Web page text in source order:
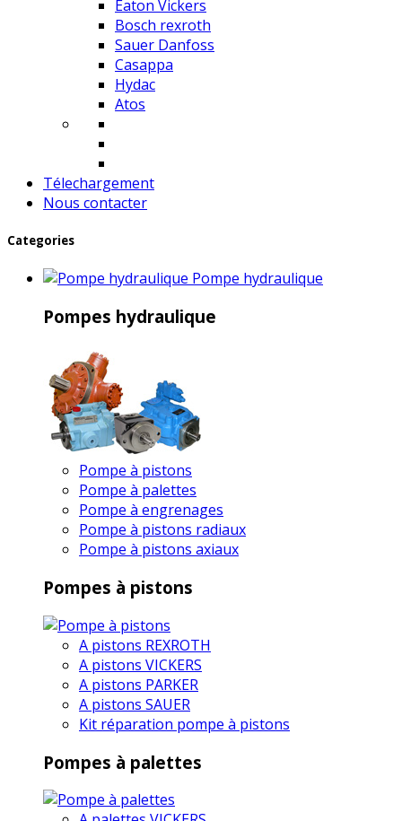
Eaton Vickers
Bosch rexroth
Sauer Danfoss
Casappa
Hydac
Atos
Télechargement
Nous contacter
Categories
Pompe hydraulique
Pompes hydraulique
Pompe à pistons
Pompe à palettes
Pompe à engrenages
Pompe à pistons radiaux
Pompe à pistons axiaux
Pompes à pistons
A pistons REXROTH
A pistons VICKERS
A pistons PARKER
A pistons SAUER
Kit réparation pompe à pistons
Pompes à palettes